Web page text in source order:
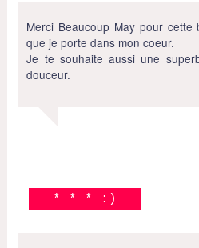
Merci Beaucoup May pour
que je porte dans mon coeur.
Je te souhaite aussi une
douceur.
* * * :)